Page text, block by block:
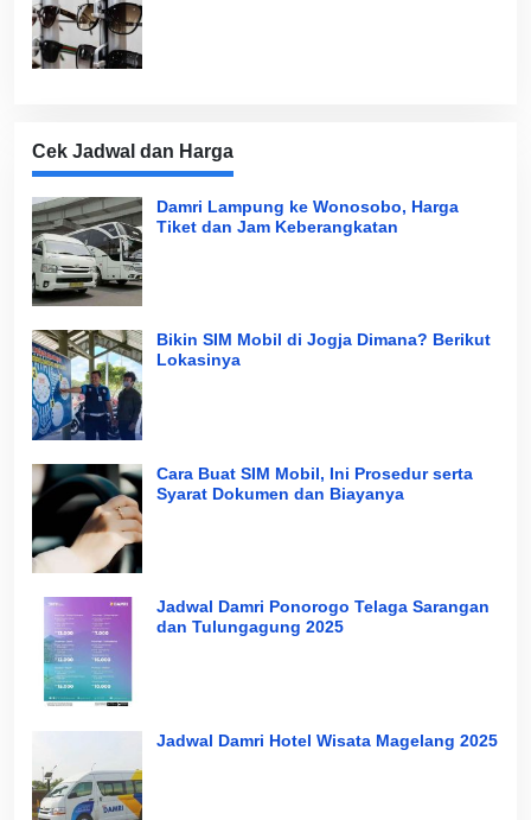
Cek Jadwal dan Harga
Damri Lampung ke Wonosobo, Harga
Tiket dan Jam Keberangkatan
Bikin SIM Mobil di Jogja Dimana? Berikut
Lokasinya
Cara Buat SIM Mobil, Ini Prosedur serta
Syarat Dokumen dan Biayanya
Jadwal Damri Ponorogo Telaga Sarangan
dan Tulungagung 2025
Jadwal Damri Hotel Wisata Magelang 2025